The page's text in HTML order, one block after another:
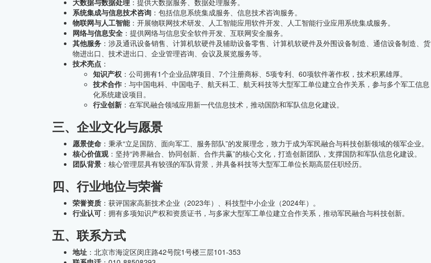
大数据与数据处理 ：提供大数据服务、数据处理服务。
系统集成与信息技术咨询 ：包括信息系统集成服务、信息技术咨询服务。
物联网与人工智能：开展物联网技术研发、人工智能应用软件开发、人工智能行业应用系统集成服务。
网络与信息安全 ：提供网络与信息安全软件开发、互联网安全服务。
其他服务 ：涉及通讯设备销售、计算机软硬件及辅助设备零售、计算机软硬件及外围设备制造、通信设备制造、货
物进出口、技术进出口、企业管理咨询、会议及展览服务等。
技术亮点 ：
知识产权 ：公司拥有1个企业品牌项目、7个注册商标、5项专利、60项软件著作权，技术积累雄厚。
技术合作 ：与中国电科、中国电子、航天科工、航天科技等大型军工单位建立合作关系，参与多个军工信息
化系统建设项目。
行业创新 ：在军民融合领域应用新一代信息技术，推动国防和军队信息化建设。
三、企业文化与愿景
愿景使命 ：秉承“立足国防、面向军工、服务部队”的发展理念，致力于成为军民融合与科技创新领域的领军企业。
核心价值观：坚持“跨界融合、协同创新、合作共赢”的核心文化，打造创新团队，支撑国防和军队信息化建设。
团队背景 ：核心管理层具有较强的军队背景，并具备科技等大型军工单位长期高层任职经历。
四、行业地位与荣誉
荣誉资质 ：获评国家高新技术企业（2023年）、科技型中小企业（2024年）。
行业认可 ：拥有多项知识产权和资质证书，与多家大型军工单位建立合作关系，推动军民融合与科技创新。
五、联系方式
地址 ：北京市海淀区闵庄路42号院1号楼三层101-353